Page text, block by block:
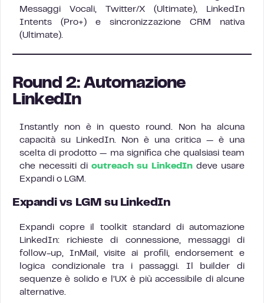
Messaggi Vocali, Twitter/X (Ultimate), LinkedIn
Intents (Pro+) e sincronizzazione CRM nativa
(Ultimate).
Round 2: Automazione
LinkedIn
Instantly non è in questo round. Non ha alcuna
capacità su LinkedIn. Non è una critica — è una
scelta di prodotto — ma significa che qualsiasi team
che necessiti di outreach su LinkedIn deve usare
Expandi o LGM.
Expandi vs LGM su LinkedIn
Expandi copre il toolkit standard di automazione
LinkedIn: richieste di connessione, messaggi di
follow-up, InMail, visite ai profili, endorsement e
logica condizionale tra i passaggi. Il builder di
sequenze è solido e l’UX è più accessibile di alcune
alternative.